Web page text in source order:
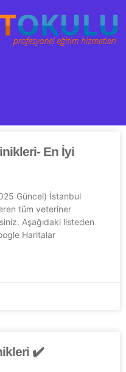
En İyi
Güncel) İstanbul
tüm veteriner
Aşağıdaki listeden
Haritalar
✔️